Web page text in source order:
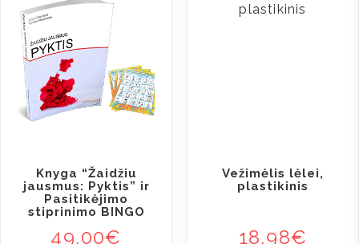
Knyga “Žaidžiu
jausmus: Pyktis” ir
Pasitikėjimo
stiprinimo BINGO
49,00€
Vežimėlis lėlei,
plastikinis
18,98€